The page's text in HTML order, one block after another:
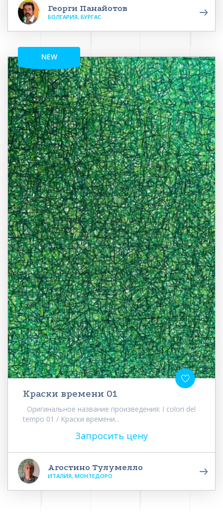
Георги Панайотов
БОЛГАРИЯ, БУРГАС
NEW
Краски времени 01
Оригинальное название произведения: I colori del
tempo 01 / Краски времени...
Запросить цену
Агостино Тулумелло
ИТАЛИЯ, МОНТЕДОРО